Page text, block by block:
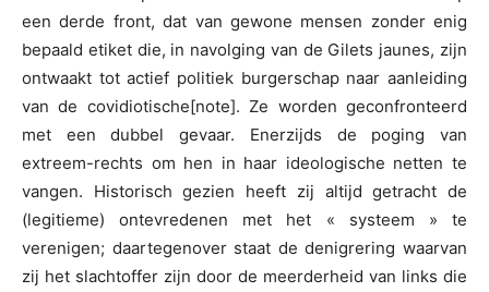
een derde front, dat van gewone mensen zonder enig
bepaald etiket die, in navolging van de Gilets jaunes, zijn
ontwaakt tot actief politiek burgerschap naar aanleiding
van de covidiotische[note]. Ze worden geconfronteerd
met een dubbel gevaar. Enerzijds de poging van
extreem-rechts om hen in haar ideologische netten te
vangen. Historisch gezien heeft zij altijd getracht de
(legitieme) ontevredenen met het « systeem » te
verenigen; daartegenover staat de denigrering waarvan
zij het slachtoffer zijn door de meerderheid van links die